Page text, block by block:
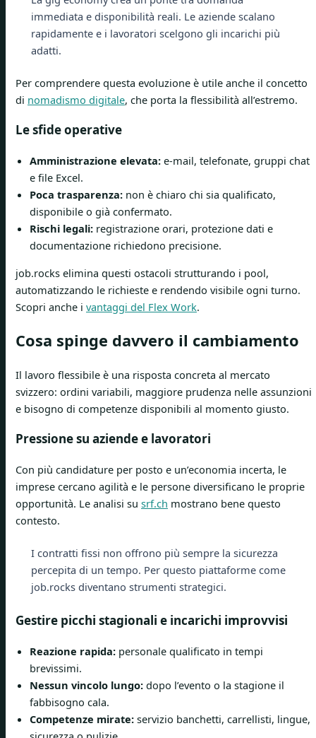
immediata e disponibilità reali. Le aziende scalano
rapidamente e i lavoratori scelgono gli incarichi più
adatti.
Per comprendere questa evoluzione è utile anche il concetto
di nomadismo digitale, che porta la flessibilità all’estremo.
Le sfide operative
Amministrazione elevata: e-mail, telefonate, gruppi chat
e file Excel.
Poca trasparenza: non è chiaro chi sia qualificato,
disponibile o già confermato.
Rischi legali: registrazione orari, protezione dati e
documentazione richiedono precisione.
job.rocks elimina questi ostacoli strutturando i pool,
automatizzando le richieste e rendendo visibile ogni turno.
Scopri anche i vantaggi del Flex Work.
Cosa spinge davvero il cambiamento
Il lavoro flessibile è una risposta concreta al mercato
svizzero: ordini variabili, maggiore prudenza nelle assunzioni
e bisogno di competenze disponibili al momento giusto.
Pressione su aziende e lavoratori
Con più candidature per posto e un’economia incerta, le
imprese cercano agilità e le persone diversificano le proprie
opportunità. Le analisi su srf.ch mostrano bene questo
contesto.
I contratti fissi non offrono più sempre la sicurezza
percepita di un tempo. Per questo piattaforme come
job.rocks diventano strumenti strategici.
Gestire picchi stagionali e incarichi improvvisi
Reazione rapida: personale qualificato in tempi
brevissimi.
Nessun vincolo lungo: dopo l’evento o la stagione il
fabbisogno cala.
Competenze mirate: servizio banchetti, carrellisti, lingue,